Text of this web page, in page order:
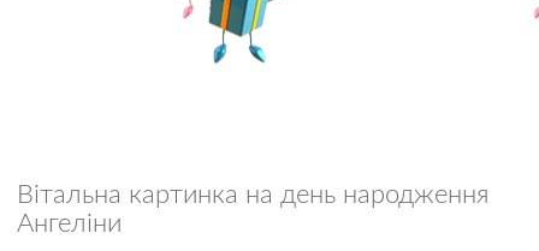
Вітальна картинка на день народження
Ангеліни